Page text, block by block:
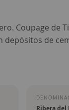
Coupage de
depósitos de